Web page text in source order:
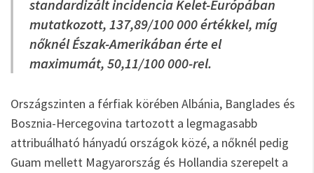
standardizált incidencia Kelet-Európában
mutatkozott, 137,89/100 000 értékkel, míg
nőknél Észak-Amerikában érte el
maximumát, 50,11/100 000-rel.
Országszinten a férfiak körében Albánia, Banglades és
Bosznia-Hercegovina tartozott a legmagasabb
attribuálható hányadú országok közé, a nőknél pedig
Guam mellett Magyarország és Hollandia szerepelt a